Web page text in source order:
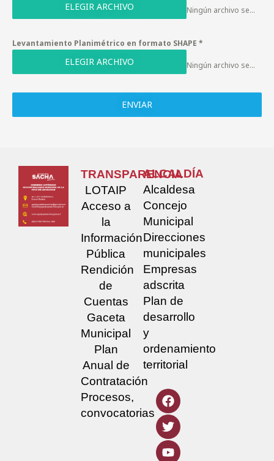
ELEGIR ARCHIVO Ningún archivo seleccionado
Levantamiento Planimétrico en formato SHAPE *
ELEGIR ARCHIVO Ningún archivo seleccionado
ENVIAR
TRANSPARENCIA
LOTAIP
Acceso a
la
Información
Pública
Rendición
de
Cuentas
Gaceta
Municipal
Plan
Anual de
Contratación
Procesos,
convocatorias
ALCALDÍA
Alcaldesa
Concejo
Municipal
Direcciones
municipales
Empresas
adscrita
Plan de
desarrollo
y
ordenamiento
territorial